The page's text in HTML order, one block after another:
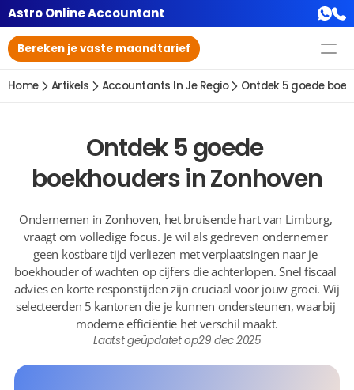
Astro Online Accountant
Bereken je vaste maandtarief
Home Artikels Accountants In Je Regio Ontdek 5 goede
Ontdek 5 goede
boekhouders in Zonhoven
Ondernemen in Zonhoven, het bruisende hart van Limburg,
vraagt om volledige focus. Je wil als gedreven ondernemer
geen kostbare tijd verliezen met verplaatsingen naar je
boekhouder of wachten op cijfers die achterlopen. Snel fiscaal
advies en korte responstijden zijn cruciaal voor jouw groei. Wij
selecteerden 5 kantoren die je kunnen ondersteunen, waarbij
moderne efficiëntie het verschil maakt.
Laatst geüpdatet op29 dec 2025